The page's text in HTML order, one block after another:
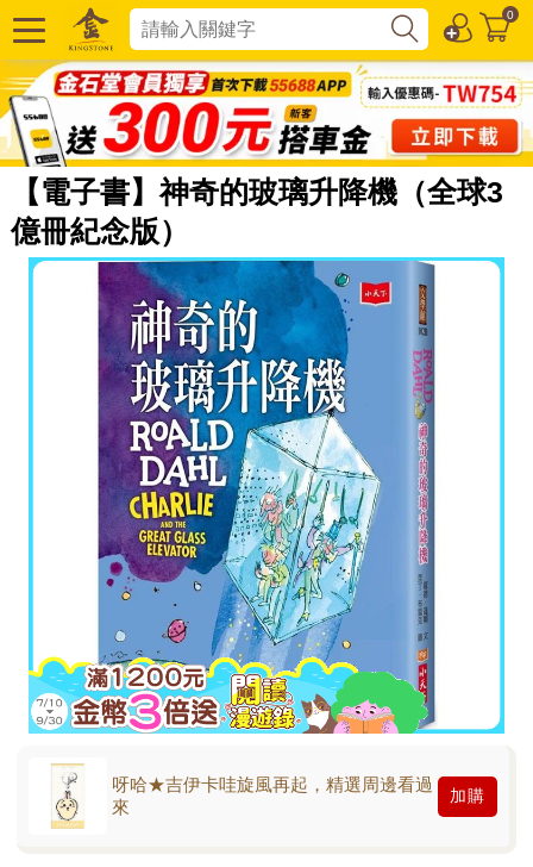
0
【電子書】神奇的玻璃升降機（全球3
億冊紀念版）
呀哈★吉伊卡哇旋風再起，精選周邊看過
來
加購